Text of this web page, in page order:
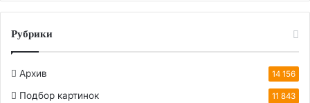
Рубрики
Архив 14 156
Подбор картинок 11 843